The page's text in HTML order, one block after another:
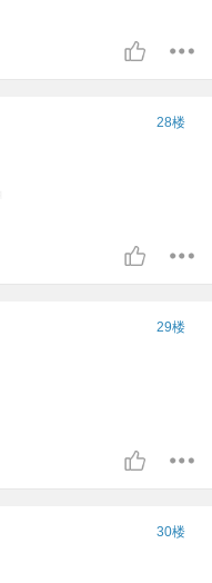
28楼
29楼
30楼